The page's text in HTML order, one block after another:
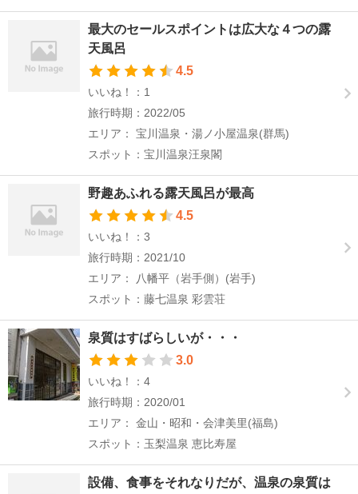
最大のセールスポイントは広大な４つの露
天風呂
4.5
いいね！：1
旅行時期：2022/05
エリア： 宝川温泉・湯ノ小屋温泉(群馬)
スポット：宝川温泉汪泉閣
野趣あふれる露天風呂が最高
4.5
いいね！：3
旅行時期：2021/10
エリア： 八幡平（岩手側）(岩手)
スポット：藤七温泉 彩雲荘
泉質はすばらしいが・・・
3.0
いいね！：4
旅行時期：2020/01
エリア： 金山・昭和・会津美里(福島)
スポット：玉梨温泉 恵比寿屋
設備、食事をそれなりだが、温泉の泉質は